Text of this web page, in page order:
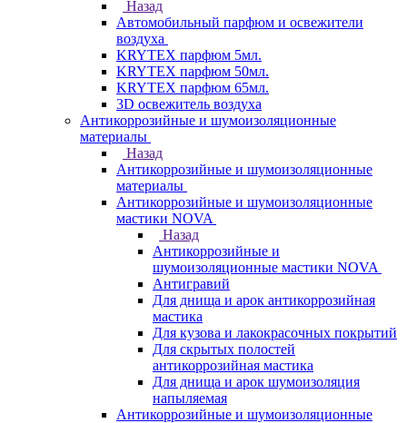
Назад
Автомобильный парфюм и освежители
воздуха
KRYTEX парфюм 5мл.
KRYTEX парфюм 50мл.
KRYTEX парфюм 65мл.
3D освежитель воздуха
Антикоррозийные и шумоизоляционные
материалы
Назад
Антикоррозийные и шумоизоляционные
материалы
Антикоррозийные и шумоизоляционные
мастики NOVA
Назад
Антикоррозийные и
шумоизоляционные мастики NOVA
Антигравий
Для днища и арок антикоррозийная
мастика
Для кузова и лакокрасочных покрытий
Для скрытых полостей
антикоррозийная мастика
Для днища и арок шумоизоляция
напыляемая
Антикоррозийные и шумоизоляционные